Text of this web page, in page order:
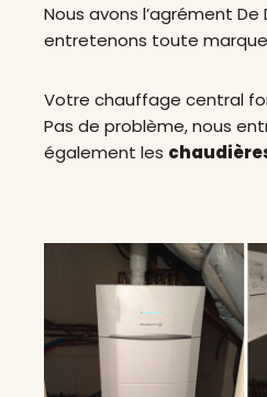
Nous avons l’agrément De
entretenons toute
Votre chauffage central
Pas de problème, nous
également les